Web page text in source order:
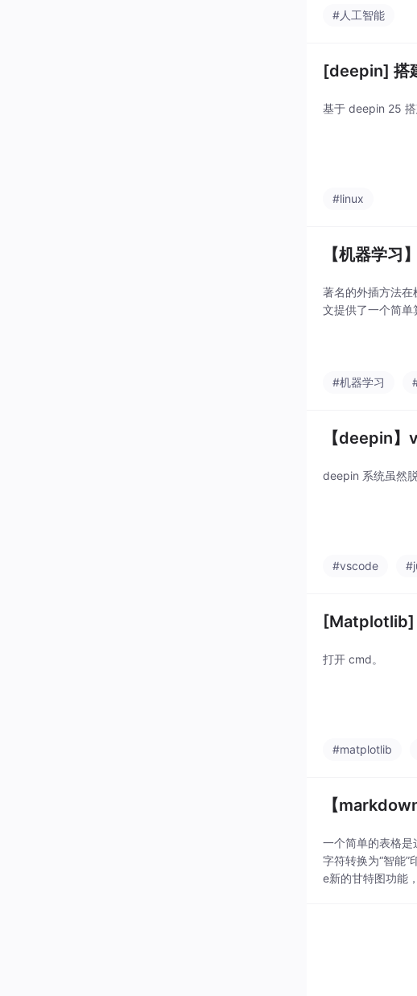
#人工智能
[deepin] 搭
基于 deepin 25
#linux
【机器学习
著名的外插方法
文提供了一个简单
#机器学习
【deepin
deepin 系统虽然
#vscode
[Matplotlib]
打开 cmd。
#matplotlib
【
一个简单的表格
字符转换为“智能
e新的甘特图功能